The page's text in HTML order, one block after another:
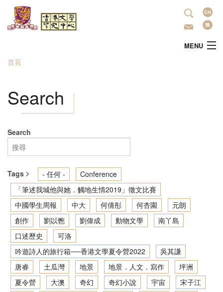
移至主內容
語
言
MENU
中心簡介
學術研究
文學推廣
出版
香港文學資料庫
相關連結
您在這裡
首頁
Search
Search
Tags - 任何 -
Conference
「筆述我城他與她．觸地生情2019」徵文比賽
中國學生周報
中大 何倩彤 何杏園
元朗
創作
劉以鬯 劉偉成 動物文學
南丫島
口述歷史
可洛
吟遊詩人的旅行箱──香港文學夏令營2022
吳其謙
唐睿
土瓜灣 地景 地景．人文．寫作
坪洲
夏令營
大澳 奇幻 奇幻小說 宇宙
宋子江